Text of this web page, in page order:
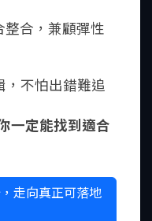
整合，兼顧彈性
，不怕出錯難追
一定能找到適合
走向真正可落地